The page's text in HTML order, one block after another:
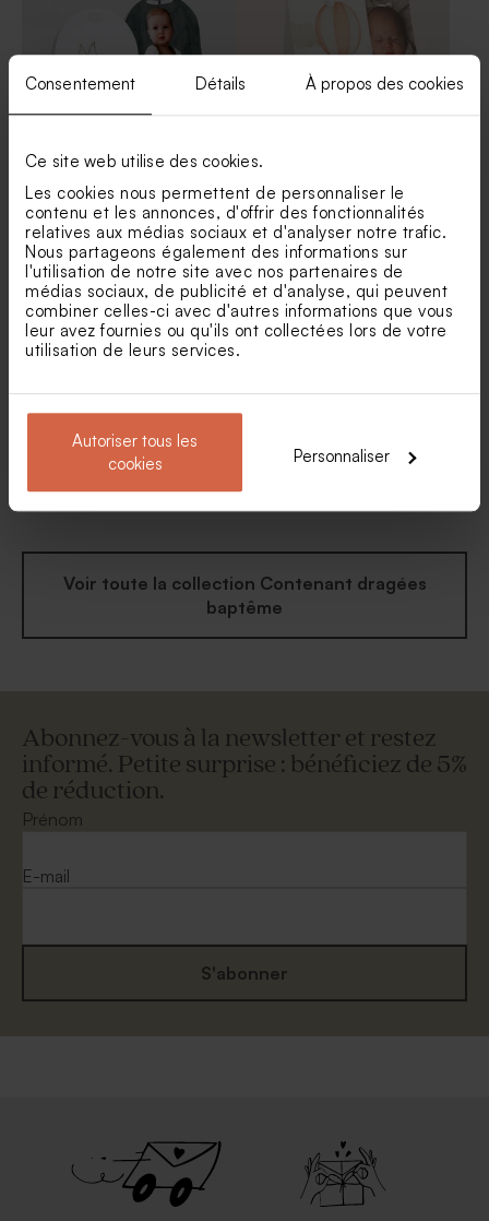
Consentement Détails À propos des cookies
Ce site web utilise des cookies.
Les cookies nous permettent de personnaliser le
contenu et les annonces, d'offrir des fonctionnalités
relatives aux médias sociaux et d'analyser notre trafic.
Nous partageons également des informations sur
l'utilisation de notre site avec nos partenaires de
médias sociaux, de publicité et d'analyse, qui peuvent
combiner celles-ci avec d'autres informations que vous
leur avez fournies ou qu'ils ont collectées lors de votre
utilisation de leurs services.
Autoriser tous les
cookies
Personnaliser
Dragées baptême vert pastel
1 kg (± 240 ex)
Dragées baptême
eucalyptus amande 1 kg (±
300 ex)
Étui à dragées baptême
original colombe messagère
Contenant à dragées
baptême petit ourson
Contenant à dragées
photo
Etui à dragées baptême
Voir toute la collection Contenant dragées
baptême
Abonnez-vous à la newsletter et restez
informé. Petite surprise : bénéficiez de 5%
de réduction.
Prénom
E-mail
S'abonner